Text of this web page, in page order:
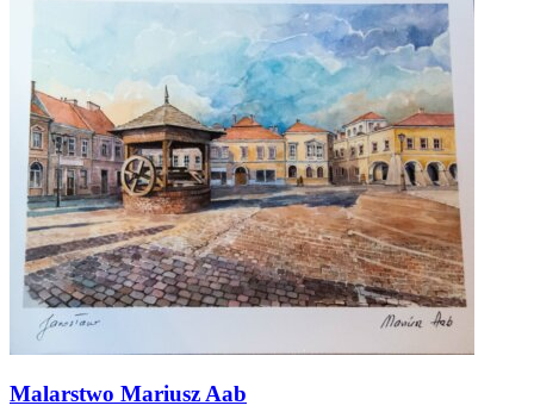
Malarstwo Mariusz Aab